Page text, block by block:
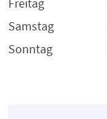
Freitag
Samstag
Sonntag